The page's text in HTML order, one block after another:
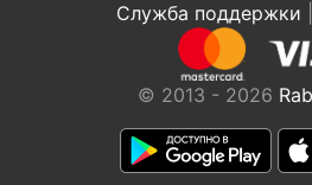
Служба поддержки
© 2013 - 2026